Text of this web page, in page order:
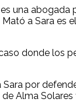
una abogada
a Sara es
donde los
por
Alma Solares